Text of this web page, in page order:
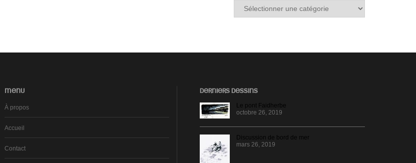
Tous
les
MENU
À propos
Accueil
Contact
DERNIERS DESSINS
Le pont Faidherbe
octobre 26, 2019
Discussion de bord de mer
mars 26, 2019